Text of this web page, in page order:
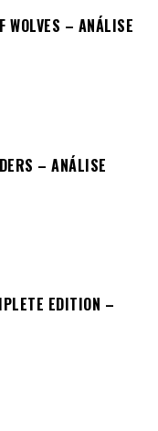
WOLVES – ANÁLISE
– ANÁLISE
EDITION –